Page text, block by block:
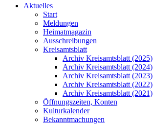
Aktuelles
Start
Meldungen
Heimatmagazin
Ausschreibungen
Kreisamtsblatt
Archiv Kreisamtsblatt (2025)
Archiv Kreisamtsblatt (2024)
Archiv Kreisamtsblatt (2023)
Archiv Kreisamtsblatt (2022)
Archiv Kreisamtsblatt (2021)
Öffnungszeiten, Konten
Kulturkalender
Bekanntmachungen